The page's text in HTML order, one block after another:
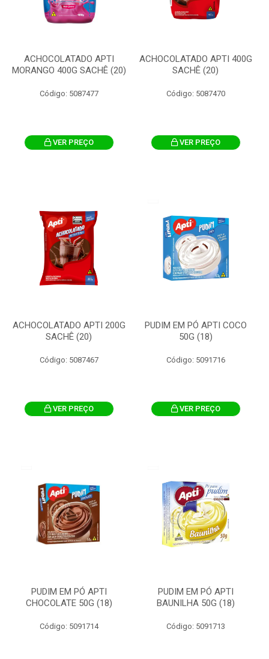
ACHOCOLATADO APTI
MORANGO 400G SACHÊ (20)
Código: 5087477
VER PREÇO
ACHOCOLATADO APTI 400G
SACHÊ (20)
Código: 5087470
VER PREÇO
ACHOCOLATADO APTI 200G
SACHÊ (20)
Código: 5087467
VER PREÇO
PUDIM EM PÓ APTI COCO
50G (18)
Código: 5091716
VER PREÇO
PUDIM EM PÓ APTI
CHOCOLATE 50G (18)
Código: 5091714
PUDIM EM PÓ APTI
BAUNILHA 50G (18)
Código: 5091713